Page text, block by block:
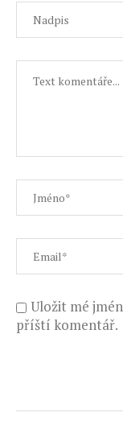
Uložit mé
příští komentář.